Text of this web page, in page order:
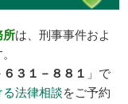
所は、刑事事件およ
６３１－８８１ 」で
法律相談をご予約